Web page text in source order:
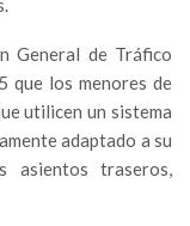
General de Tráfico
que los menores de
utilicen un sistema
adaptado a su
asientos traseros,